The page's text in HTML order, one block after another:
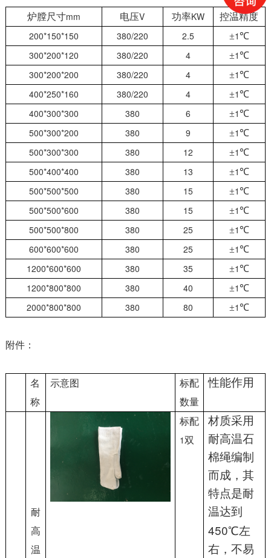
炉膛尺寸mm 电压V 功率KW 控温精度
200*150*150 380/220 2.5 ±1 ℃
300*200*120 380/220 4 ±1 ℃
300*200*200 380/220 4 ±1 ℃
400*250*160 380/220 4 ±1 ℃
400*300*300 380 6 ±1 ℃
500*300*200 380 9 ±1 ℃
500*300*300 380 12 ±1 ℃
500*400*400 380 13 ±1 ℃
500*500*500 380 15 ±1 ℃
500*500*600 380 15 ±1 ℃
500*500*800 380 25 ±1 ℃
600*600*600 380 25 ±1 ℃
1200*600*600 380 35 ±1 ℃
1200*800*800 380 40 ±1 ℃
2000*800*800 380 80 ±1 ℃
附件：
名
称
示意图
标配
数量
性能作用
耐
高
温
标配
1双
材质采用
耐高温石
棉绳编制
而成，其
特点是耐
温达到
450℃左
右，不易